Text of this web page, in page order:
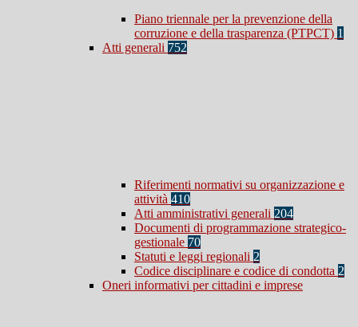
Piano triennale per la prevenzione della
corruzione e della trasparenza (PTPCT) 1
Atti generali 752
Riferimenti normativi su organizzazione e
attività 410
Atti amministrativi generali 204
Documenti di programmazione strategico-
gestionale 70
Statuti e leggi regionali 2
Codice disciplinare e codice di condotta 2
Oneri informativi per cittadini e imprese